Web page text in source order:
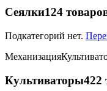
Сеялки124
Подкатегорий нет.
Механизация
Культиваторы422